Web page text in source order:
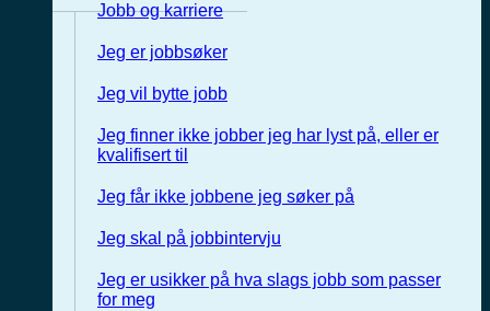
Jobb og karriere
Jeg er jobbsøker
Jeg vil bytte jobb
Jeg finner ikke jobber jeg har lyst på, eller er
kvalifisert til
Jeg får ikke jobbene jeg søker på
Jeg skal på jobbintervju
Jeg er usikker på hva slags jobb som passer
for meg